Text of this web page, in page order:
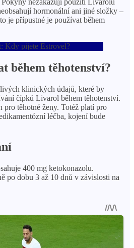
nezakazují použití Livarolu
hormonální ani jiné složky –
je přípustné je používat během
Kdy pijete Estrovel?
během těhotenství?
klinických údajů, které by
čípků Livarol během těhotenství.
těhotné ženy. Totéž platí pro
léčba, kojení bude
400 mg ketokonazolu.
po dobu 3 až 10 dnů v závislosti na